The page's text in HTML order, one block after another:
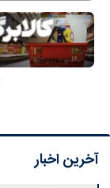
آخرین اخبار